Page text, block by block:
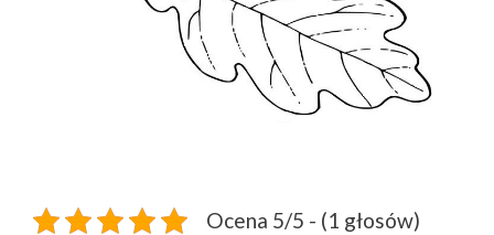
Ocena 5/5 - (1 głosów)